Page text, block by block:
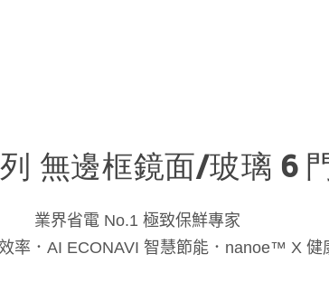
無邊框鏡面/玻璃 6
業界省電 No.1 極致保鮮專家
率．AI ECONAVI 智慧節能．nanoe™ X 健